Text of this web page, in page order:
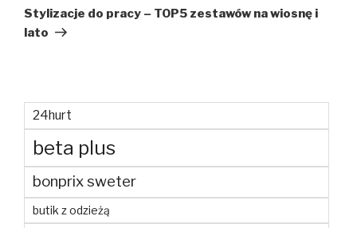
wpis
Stylizacje do pracy – TOP5 zestawów na wiosnę i
lato
24hurt
beta plus
bonprix sweter
butik z odzieżą